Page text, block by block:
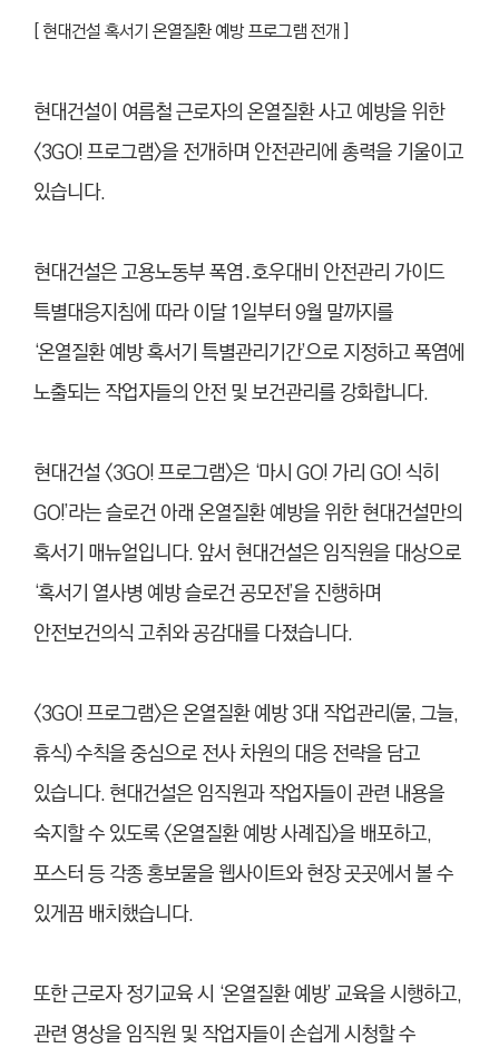
[ 현대건설 혹서기 온열질환 예방 프로그램 전개 ]
현대건설이 여름철 근로자의 온열질환 사고 예방을 위한
<3GO! 프로그램>을 전개하며 안전관리에 총력을 기울이고
있습니다.
현대건설은 고용노동부 폭염․호우대비 안전관리 가이드
특별대응지침에 따라 이달 1일부터 9월 말까지를
‘온열질환 예방 혹서기 특별관리기간’으로 지정하고 폭염에
노출되는 작업자들의 안전 및 보건관리를 강화합니다.
현대건설 <3GO! 프로그램>은 ‘마시 GO! 가리 GO! 식히
GO!’라는 슬로건 아래 온열질환 예방을 위한 현대건설만의
혹서기 매뉴얼입니다. 앞서 현대건설은 임직원을 대상으로
‘혹서기 열사병 예방 슬로건 공모전’을 진행하며
안전보건의식 고취와 공감대를 다졌습니다.
<3GO! 프로그램>은 온열질환 예방 3대 작업관리(물, 그늘,
휴식) 수칙을 중심으로 전사 차원의 대응 전략을 담고
있습니다. 현대건설은 임직원과 작업자들이 관련 내용을
숙지할 수 있도록 <온열질환 예방 사례집>을 배포하고,
포스터 등 각종 홍보물을 웹사이트와 현장 곳곳에서 볼 수
있게끔 배치했습니다.
또한 근로자 정기교육 시 ‘온열질환 예방’ 교육을 시행하고,
관련 영상을 임직원 및 작업자들이 손쉽게 시청할 수